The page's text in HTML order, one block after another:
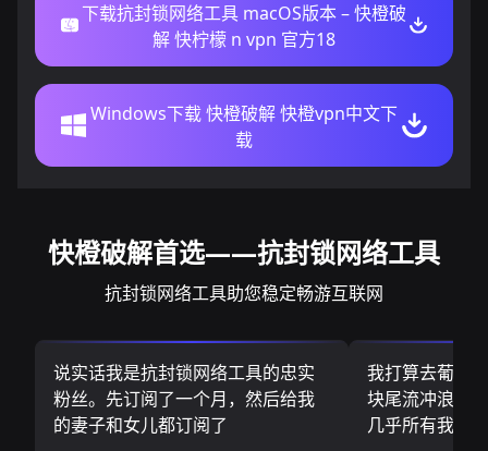
下载抗封锁网络工具 macOS版本 – 快橙破
解 快柠檬 n vpn 官方18
Windows下载 快橙破解 快橙vpn中文下
载
快橙破解首选——抗封锁网络工具
抗封锁网络工具助您稳定畅游互联网
说实话我是抗封锁网络工具的忠实
粉丝。先订阅了一个月，然后给我
的妻子和女儿都订阅了
我打算去葡萄
块尾流冲浪板
几乎所有我需